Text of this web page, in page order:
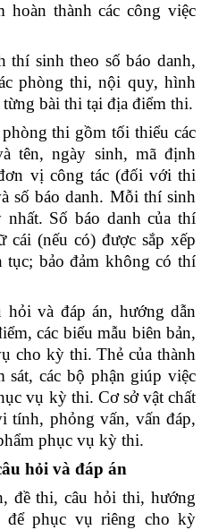
hoàn thành các công việc
thí sinh theo số báo danh,
phòng thi, nội quy, hình
bài thi tại địa điểm thi.
thi gồm tối thiểu các
tên, ngày sinh, mã định
vị công tác (đối với thi
số báo danh. Mỗi thí sinh
Số báo danh của thí
cái (nếu có) được sắp xếp
tục; bảo đảm không có thí
và đáp án, hướng dẫn
các biểu mẫu biên bản,
cho kỳ thi. Thẻ của thành
các bộ phận giúp việc
vụ kỳ thi. Cơ sở vật chất
tính, phỏng vấn, vấn đáp,
phục vụ kỳ thi.
hỏi và đáp án
đề thi, câu hỏi thi, hướng
để phục vụ riêng cho kỳ